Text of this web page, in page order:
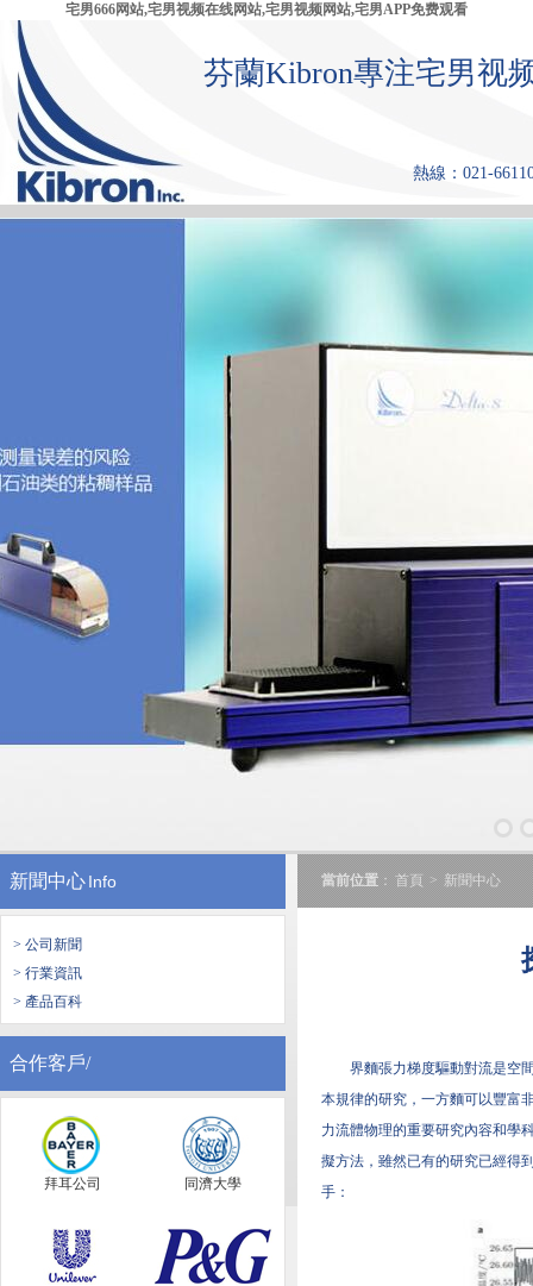
宅男666网站,宅男视频在线网站,宅男视频网站,宅男APP免费观看
芬蘭Kibron專注宅男视
熱線：021-
首 頁 產品中心 張力儀 宅
新聞中心Info
> 公司新聞
> 行業資訊
> 產品百科
合作客戶/
拜耳公司 同濟大學
當前位置 ： 首頁 > 新聞中心
界麵張力梯度驅動對流是空
本規律的研究，一方麵可以豐富
力流體物理的重要研究內容和學
擬方法，雖然已有的研究已經得
手：